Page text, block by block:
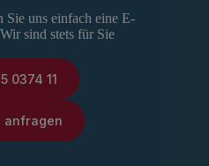
Sie uns einfach eine E-
sind stets für Sie
0374 11
anfragen